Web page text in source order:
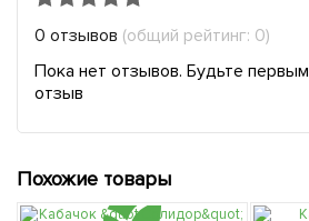
0 отзывов (общий рейтинг: 0)
Пока нет отзывов. Будьте
отзыв
Похожие товары